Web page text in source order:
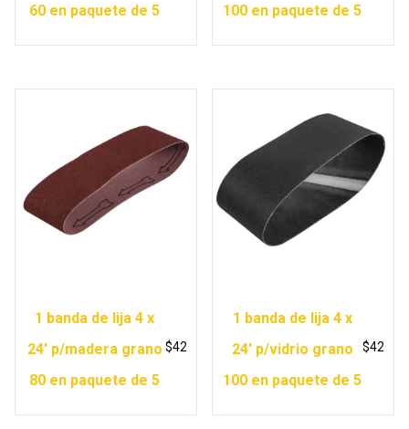
60 en paquete de 5
100 en paquete de 5
1 banda de lija 4 x
24′ p/madera grano
80 en paquete de 5
$42
1 banda de lija 4 x
24′ p/vidrio grano
100 en paquete de 5
$42